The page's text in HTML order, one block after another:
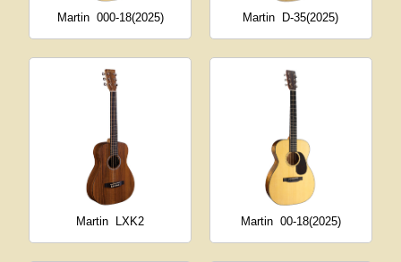
Martin 000-18(2025) Martin D-35(2025)
Martin LXK2 Martin 00-18(2025)